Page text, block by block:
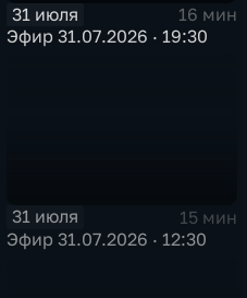
31 июля
16 мин
Эфир 31.07.2026 · 19:30
31 июля
15 мин
Эфир 31.07.2026 · 12:30